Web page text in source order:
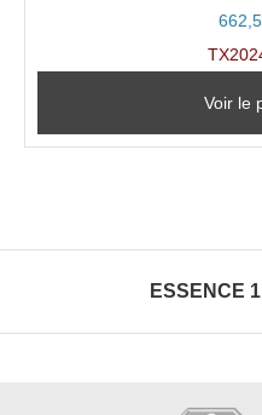
Voir le
ESSENCE